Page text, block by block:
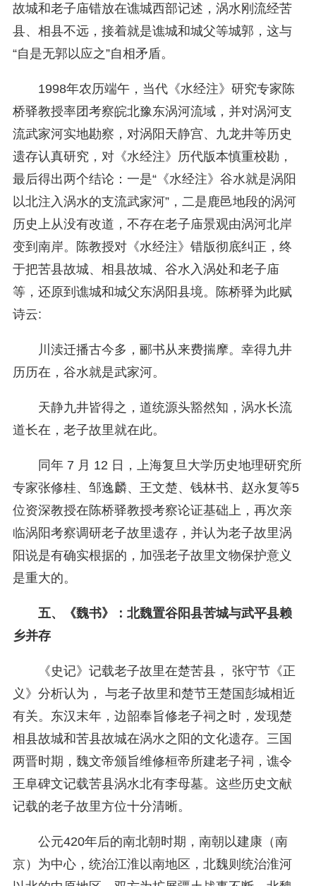
故城和老子庙错放在谯城西部记述，涡水刚流经苦
县、相县不远，接着就是谯城和城父等城郭，这与
“自是无郭以应之”自相矛盾。
1998年农历端午，当代《水经注》研究专家陈
桥驿教授率团考察皖北豫东涡河流域，并对涡河支
流武家河实地勘察，对涡阳天静宫、九龙井等历史
遗存认真研究，对《水经注》历代版本慎重校勘，
最后得出两个结论：一是“《水经注》谷水就是涡阳
以北注入涡水的支流武家河”，二是鹿邑地段的涡河
历史上从没有改道，不存在老子庙景观由涡河北岸
变到南岸。陈教授对《水经注》错版彻底纠正，终
于把苦县故城、相县故城、谷水入涡处和老子庙
等，还原到谯城和城父东涡阳县境。陈桥驿为此赋
诗云:
川渎迁播古今多，郦书从来费揣摩。幸得九井
历历在，谷水就是武家河。
天静九井皆得之，道统源头豁然知，涡水长流
道长在，老子故里就在此。
同年 7 月 12 日，上海复旦大学历史地理研究所
专家张修桂、邹逸麟、王文楚、钱林书、赵永复等5
位资深教授在陈桥驿教授考察论证基础上，再次亲
临涡阳考察调研老子故里遗存，并认为老子故里涡
阳说是有确实根据的，加强老子故里文物保护意义
是重大的。
五、《魏书》：北魏置谷阳县苦城与武平县赖
乡并存
《史记》记载老子故里在楚苦县， 张守节《正
义》分析认为， 与老子故里和楚节王楚国彭城相近
有关。东汉末年，边韶奉旨修老子祠之时，发现楚
相县故城和苦县故城在涡水之阳的文化遗存。三国
两晋时期，魏文帝颁旨维修桓帝所建老子祠，谯令
王阜碑文记载苦县涡水北有李母墓。这些历史文献
记载的老子故里方位十分清晰。
公元420年后的南北朝时期，南朝以建康（南
京）为中心，统治江淮以南地区，北魏则统治淮河